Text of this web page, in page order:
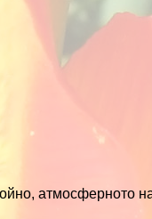
атмосферното